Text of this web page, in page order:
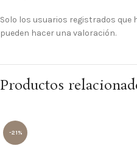
Solo los usuarios registrados
pueden hacer una valoración.
Productos
-21%